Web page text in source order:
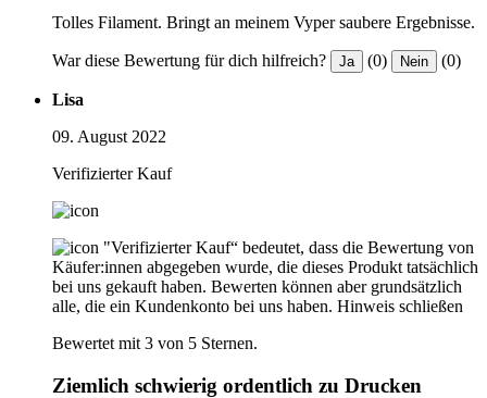
Tolles Filament. Bringt an meinem Vyper saubere Ergebnisse.
War diese Bewertung für dich hilfreich? Ja (0) Nein (0)
Lisa
09. August 2022
Verifizierter Kauf
"Verifizierter Kauf“ bedeutet, dass die Bewertung von
Käufer:innen abgegeben wurde, die dieses Produkt tatsächlich
bei uns gekauft haben. Bewerten können aber grundsätzlich
alle, die ein Kundenkonto bei uns haben. Hinweis schließen
Bewertet mit 3 von 5 Sternen.
Ziemlich schwierig ordentlich zu Drucken